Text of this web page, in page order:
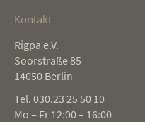
Kontakt
Rigpa e.V.
Soorstraße 85
14050 Berlin
Tel. 030.23 25 50 10
Mo – Fr 12:00 – 16:00